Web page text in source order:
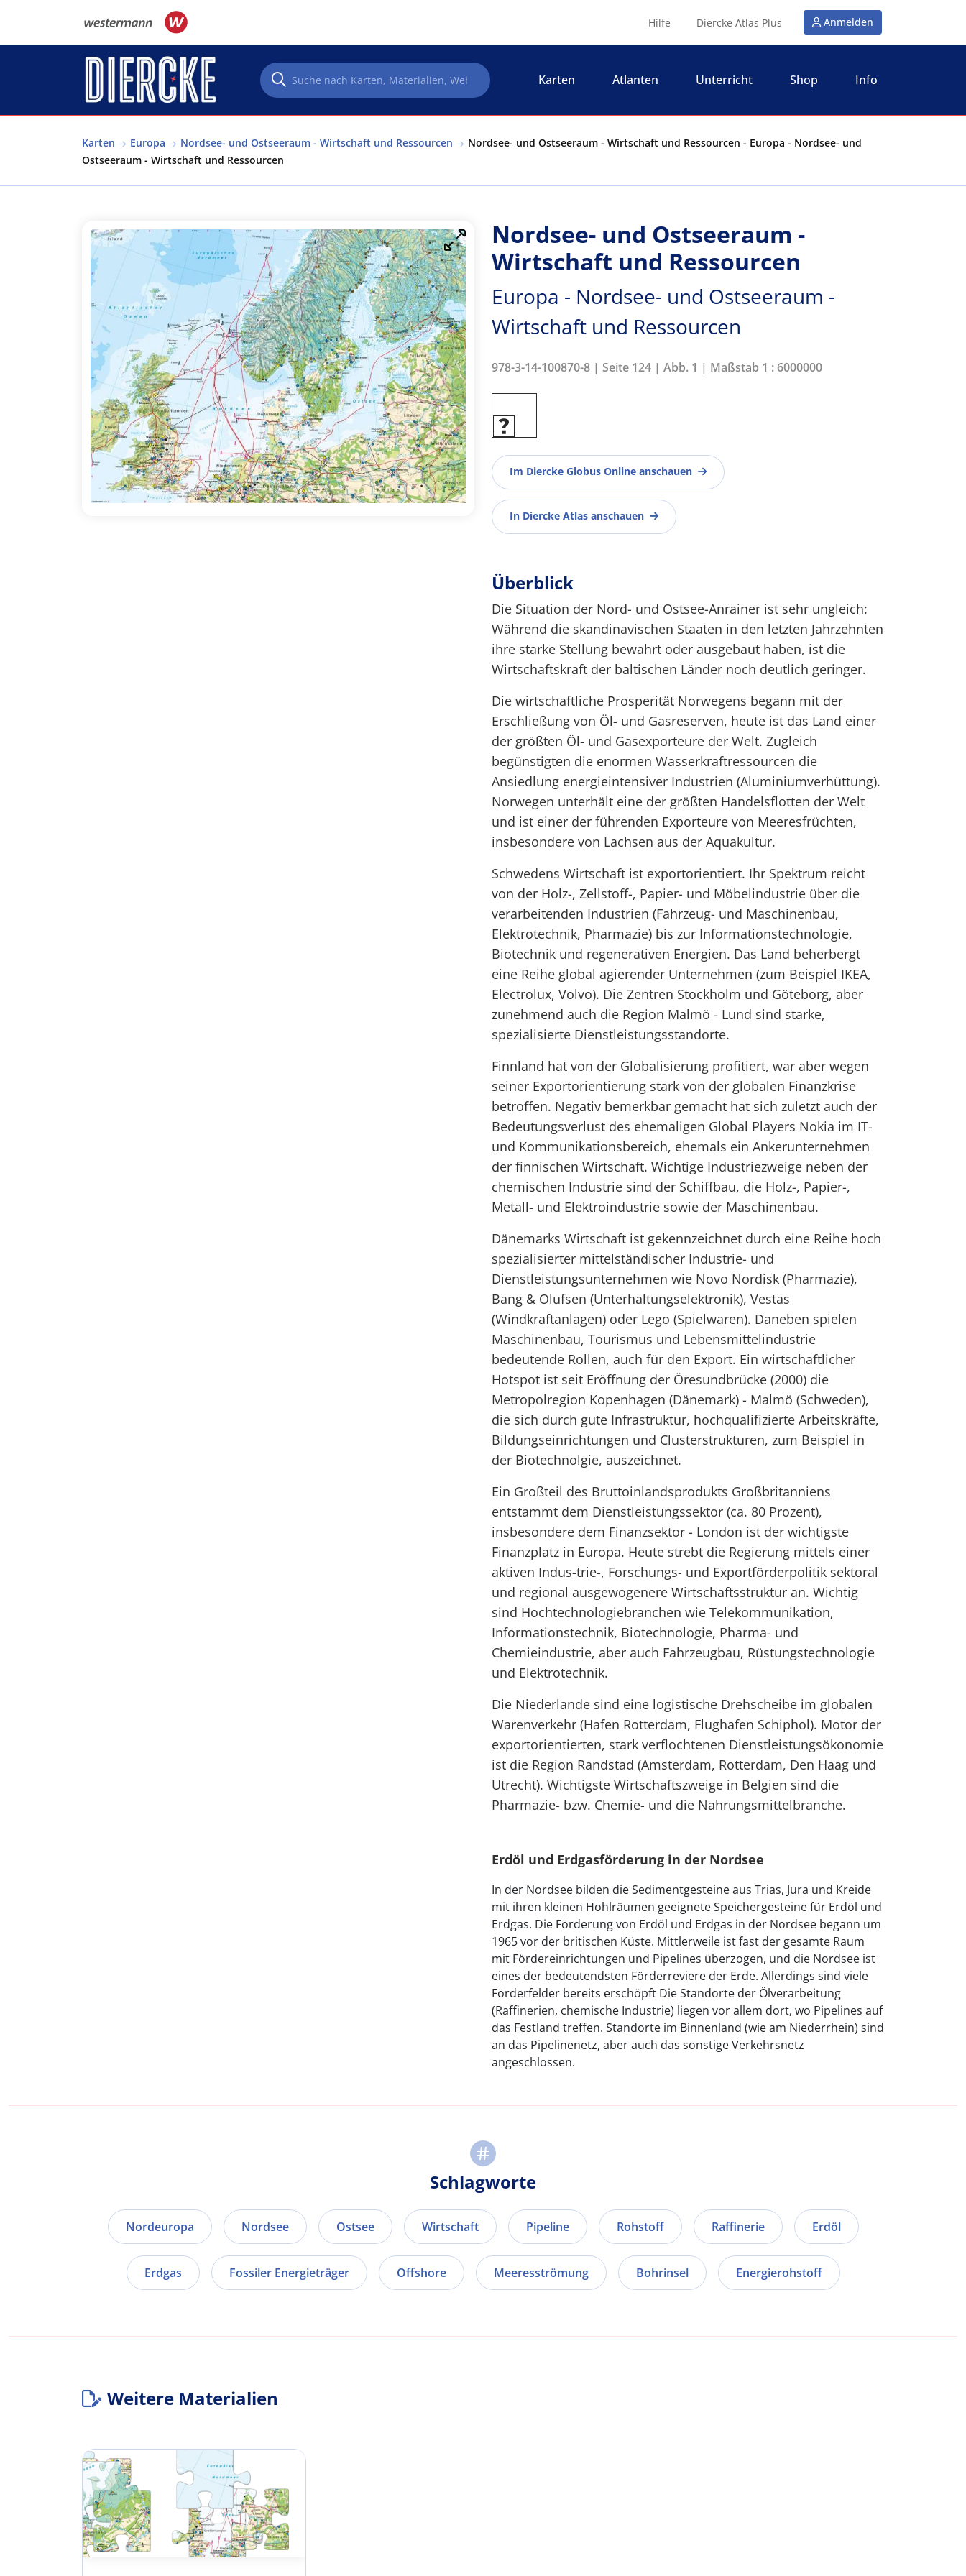
Hilfe Diercke Atlas Plus Anmelden
Karten Atlanten Unterricht Shop Info
Karten Europa Nordsee- und Ostseeraum - Wirtschaft und Ressourcen
Nordsee- und Ostseeraum - Wirtschaft und Ressourcen - Europa - Nordsee- und
Ostseeraum - Wirtschaft und Ressourcen
Nordsee- und Ostseeraum -
Wirtschaft und Ressourcen
Europa - Nordsee- und Ostseeraum -
Wirtschaft und Ressourcen
978-3-14-100870-8 | Seite 124 | Abb. 1 | Maßstab 1 : 6000000
Im Diercke Globus Online anschauen
In Diercke Atlas anschauen
Überblick
Die Situation der Nord- und Ostsee-Anrainer ist sehr ungleich:
Während die skandinavischen Staaten in den letzten Jahrzehnten
ihre starke Stellung bewahrt oder ausgebaut haben, ist die
Wirtschaftskraft der baltischen Länder noch deutlich geringer.
Die wirtschaftliche Prosperität Norwegens begann mit der
Erschließung von Öl- und Gasreserven, heute ist das Land einer
der größten Öl- und Gasexporteure der Welt. Zugleich
begünstigten die enormen Wasserkraftressourcen die
Ansiedlung energieintensiver Industrien (Aluminiumverhüttung).
Norwegen unterhält eine der größten Handelsflotten der Welt
und ist einer der führenden Exporteure von Meeresfrüchten,
insbesondere von Lachsen aus der Aquakultur.
Schwedens Wirtschaft ist exportorientiert. Ihr Spektrum reicht
von der Holz-, Zellstoff-, Papier- und Möbelindustrie über die
verarbeitenden Industrien (Fahrzeug- und Maschinenbau,
Elektrotechnik, Pharmazie) bis zur Informationstechnologie,
Biotechnik und regenerativen Energien. Das Land beherbergt
eine Reihe global agierender Unternehmen (zum Beispiel IKEA,
Electrolux, Volvo). Die Zentren Stockholm und Göteborg, aber
zunehmend auch die Region Malmö - Lund sind starke,
spezialisierte Dienstleistungsstandorte.
Finnland hat von der Globalisierung profitiert, war aber wegen
seiner Exportorientierung stark von der globalen Finanzkrise
betroffen. Negativ bemerkbar gemacht hat sich zuletzt auch der
Bedeutungsverlust des ehemaligen Global Players Nokia im IT-
und Kommunikationsbereich, ehemals ein Ankerunternehmen
der finnischen Wirtschaft. Wichtige Industriezweige neben der
chemischen Industrie sind der Schiffbau, die Holz-, Papier-,
Metall- und Elektroindustrie sowie der Maschinenbau.
Dänemarks Wirtschaft ist gekennzeichnet durch eine Reihe hoch
spezialisierter mittelständischer Industrie- und
Dienstleistungsunternehmen wie Novo Nordisk (Pharmazie),
Bang & Olufsen (Unterhaltungselektronik), Vestas
(Windkraftanlagen) oder Lego (Spielwaren). Daneben spielen
Maschinenbau, Tourismus und Lebensmittelindustrie
bedeutende Rollen, auch für den Export. Ein wirtschaftlicher
Hotspot ist seit Eröffnung der Öresundbrücke (2000) die
Metropolregion Kopenhagen (Dänemark) - Malmö (Schweden),
die sich durch gute Infrastruktur, hochqualifizierte Arbeitskräfte,
Bildungseinrichtungen und Clusterstrukturen, zum Beispiel in
der Biotechnolgie, auszeichnet.
Ein Großteil des Bruttoinlandsprodukts Großbritanniens
entstammt dem Dienstleistungssektor (ca. 80 Prozent),
insbesondere dem Finanzsektor - London ist der wichtigste
Finanzplatz in Europa. Heute strebt die Regierung mittels einer
aktiven Indus-trie-, Forschungs- und Exportförderpolitik sektoral
und regional ausgewogenere Wirtschaftsstruktur an. Wichtig
sind Hochtechnologiebranchen wie Telekommunikation,
Informationstechnik, Biotechnologie, Pharma- und
Chemieindustrie, aber auch Fahrzeugbau, Rüstungstechnologie
und Elektrotechnik.
Die Niederlande sind eine logistische Drehscheibe im globalen
Warenverkehr (Hafen Rotterdam, Flughafen Schiphol). Motor der
exportorientierten, stark verflochtenen Dienstleistungsökonomie
ist die Region Randstad (Amsterdam, Rotterdam, Den Haag und
Utrecht). Wichtigste Wirtschaftszweige in Belgien sind die
Pharmazie- bzw. Chemie- und die Nahrungsmittelbranche.
Erdöl und Erdgasförderung in der Nordsee
In der Nordsee bilden die Sedimentgesteine aus Trias, Jura und Kreide
mit ihren kleinen Hohlräumen geeignete Speichergesteine für Erdöl und
Erdgas. Die Förderung von Erdöl und Erdgas in der Nordsee begann um
1965 vor der britischen Küste. Mittlerweile ist fast der gesamte Raum
mit Fördereinrichtungen und Pipelines überzogen, und die Nordsee ist
eines der bedeutendsten Förderreviere der Erde. Allerdings sind viele
Förderfelder bereits erschöpft Die Standorte der Ölverarbeitung
(Raffinerien, chemische Industrie) liegen vor allem dort, wo Pipelines auf
das Festland treffen. Standorte im Binnenland (wie am Niederrhein) sind
an das Pipelinenetz, aber auch das sonstige Verkehrsnetz
angeschlossen.
Schlagworte
Nordeuropa Nordsee Ostsee Wirtschaft Pipeline Rohstoff Raffinerie Erdöl
Erdgas Fossiler Energieträger Offshore Meeresströmung Bohrinsel Energierohstoff
Weitere Materialien